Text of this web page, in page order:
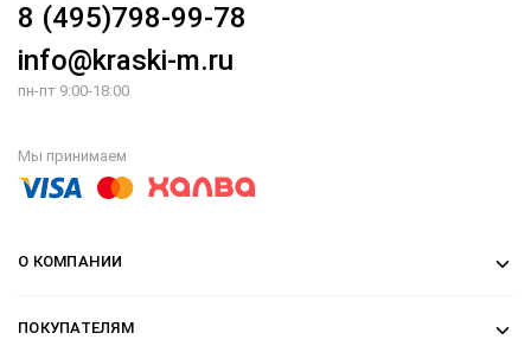
8 (495)798-99-78
info@kraski-m.ru
пн-пт 9:00-18:00
Мы принимаем
О КОМПАНИИ
ПОКУПАТЕЛЯМ